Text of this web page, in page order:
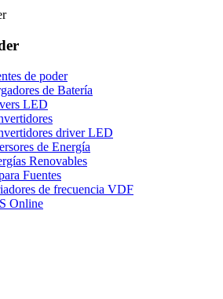
de poder
de Batería
LED
driver LED
de Energía
Renovables
Fuentes
de frecuencia VDF
Online